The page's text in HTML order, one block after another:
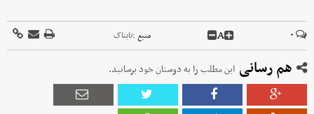
۰ A منبع :تابناک
هم رسانی این مطلب را به دوستان خود برسانید.